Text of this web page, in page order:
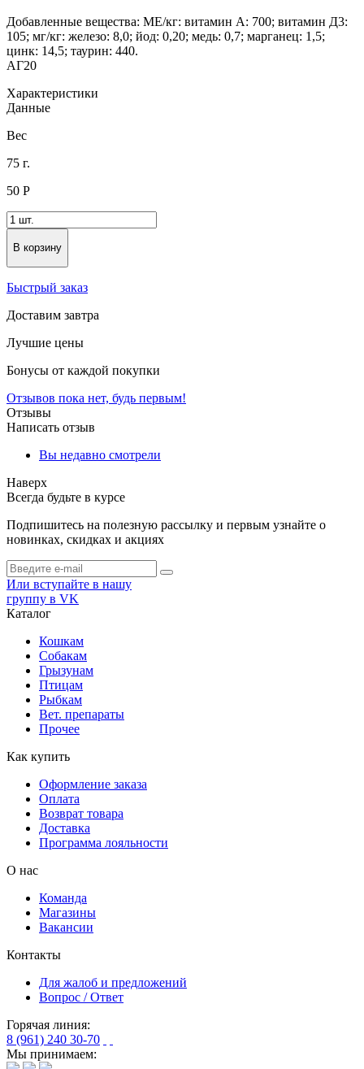
Добавленные вещества: МЕ/кг: витамин А: 700; витамин Д3:
105; мг/кг: железо: 8,0; йод: 0,20; медь: 0,7; марганец: 1,5;
цинк: 14,5; таурин: 440.
АГ20
Характеристики
Данные
Вес
75 г.
50 Р
В корзину
Быстрый заказ
Доставим завтра
Лучшие цены
Бонусы от каждой покупки
Отзывов пока нет, будь первым!
Отзывы
Написать отзыв
Вы недавно смотрели
Наверх
Всегда будьте в курсе
Подпишитесь на полезную рассылку и первым узнайте о
новинках, скидках и акциях
Или вступайте в нашу
группу в VK
Каталог
Кошкам
Собакам
Грызунам
Птицам
Рыбкам
Вет. препараты
Прочее
Как купить
Оформление заказа
Оплата
Возврат товара
Доставка
Программа лояльности
О нас
Команда
Магазины
Вакансии
Контакты
Для жалоб и предложений
Вопрос / Ответ
Горячая линия:
8 (961) 240 30-70
Мы принимаем: